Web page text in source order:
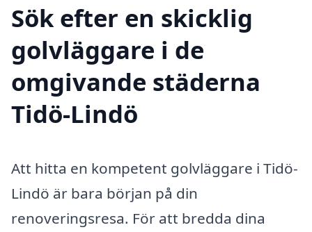
Sök efter en skicklig
golvläggare i de
omgivande städerna
Tidö-Lindö
Att hitta en kompetent golvläggare i Tidö-
Lindö är bara början på din
renoveringsresa. För att bredda dina